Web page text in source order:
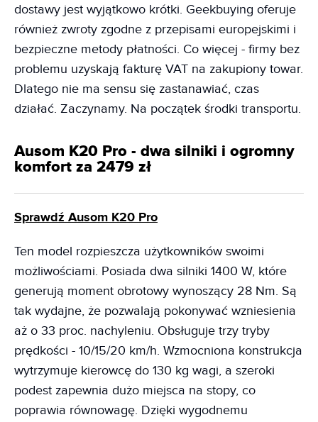
dostawy jest wyjątkowo krótki. Geekbuying oferuje
również zwroty zgodne z przepisami europejskimi i
bezpieczne metody płatności. Co więcej - firmy bez
problemu uzyskają fakturę VAT na zakupiony towar.
Dlatego nie ma sensu się zastanawiać, czas
działać. Zaczynamy. Na początek środki transportu.
Ausom K20 Pro - dwa silniki i ogromny
komfort za 2479 zł
Sprawdź Ausom K20 Pro
Ten model rozpieszcza użytkowników swoimi
możliwościami. Posiada dwa silniki 1400 W, które
generują moment obrotowy wynoszący 28 Nm. Są
tak wydajne, że pozwalają pokonywać wzniesienia
aż o 33 proc. nachyleniu. Obsługuje trzy tryby
prędkości - 10/15/20 km/h. Wzmocniona konstrukcja
wytrzymuje kierowcę do 130 kg wagi, a szeroki
podest zapewnia dużo miejsca na stopy, co
poprawia równowagę. Dzięki wygodnemu